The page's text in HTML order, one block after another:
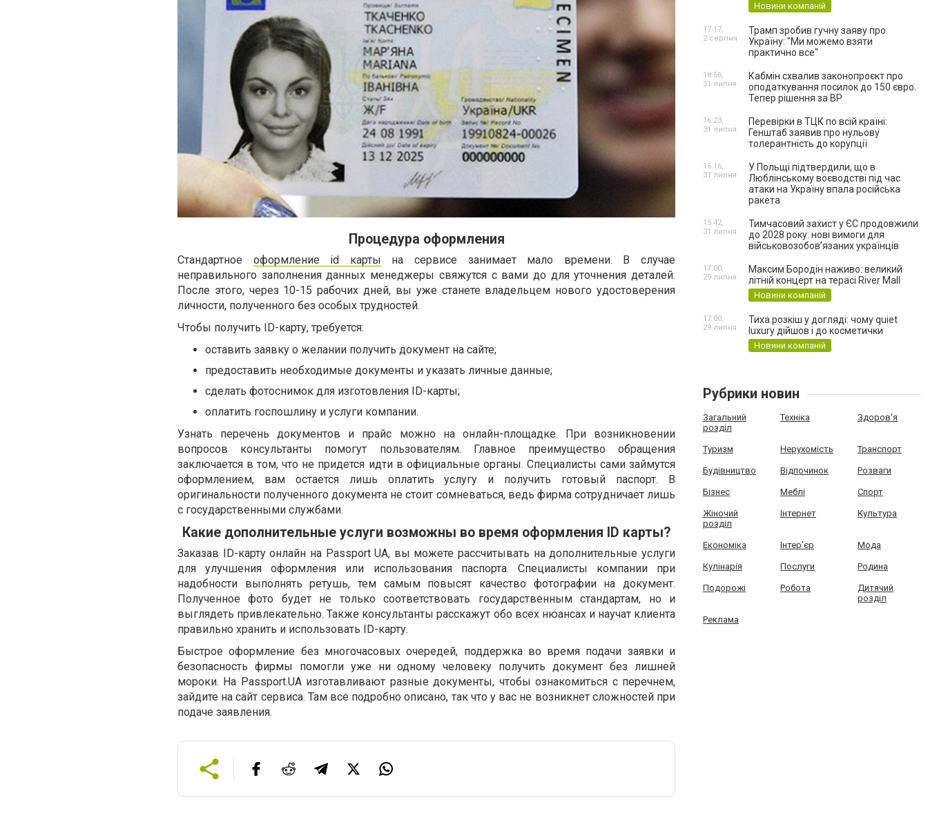
Процедура оформления
Стандартное оформление id карты на сервисе занимает мало времени. В случае
неправильного заполнения данных менеджеры свяжутся с вами до для уточнения деталей.
После этого, через 10-15 рабочих дней, вы уже станете владельцем нового удостоверения
личности, полученного без особых трудностей.
Чтобы получить ID-карту, требуется:
оставить заявку о желании получить документ на сайте;
предоставить необходимые документы и указать личные данные;
сделать фотоснимок для изготовления ID-карты;
оплатить госпошлину и услуги компании.
Узнать перечень документов и прайс можно на онлайн-площадке. При возникновении
вопросов консультанты помогут пользователям. Главное преимущество обращения
заключается в том, что не придется идти в официальные органы. Специалисты сами займутся
оформлением, вам остается лишь оплатить услугу и получить готовый паспорт. В
оригинальности полученного документа не стоит сомневаться, ведь фирма сотрудничает лишь
с государственными службами.
Какие дополнительные услуги возможны во время оформления ID карты?
Заказав ID-карту онлайн на Passport UA, вы можете рассчитывать на дополнительные услуги
для улучшения оформления или использования паспорта. Специалисты компании при
надобности выполнять ретушь, тем самым повысят качество фотографии на документ.
Полученное фото будет не только соответствовать государственным стандартам, но и
выглядеть привлекательно. Также консультанты расскажут обо всех нюансах и научат клиента
правильно хранить и использовать ID-карту.
Быстрое оформление без многочасовых очередей, поддержка во время подачи заявки и
безопасность фирмы помогли уже ни одному человеку получить документ без лишней
мороки. На Passport.UA изготавливают разные документы, чтобы ознакомиться с перечнем,
зайдите на сайт сервиса. Там все подробно описано, так что у вас не возникнет сложностей при
подаче заявления.
Новини компаній
Трамп зробив гучну заяву про
Україну: "Ми можемо взяти
практично все"
17:17,
2 серпня
Кабмін схвалив законопроєкт про
оподаткування посилок до 150 євро.
Тепер рішення за ВР
18:56,
31 липня
Перевірки в ТЦК по всій країні:
Генштаб заявив про нульову
толерантність до корупції
16:23,
31 липня
У Польщі підтвердили, що в
Люблінському воєводстві під час
атаки на Україну впала російська
ракета
16:16,
31 липня
Тимчасовий захист у ЄС продовжили
до 2028 року: нові вимоги для
військовозобов’язаних українців
15:42,
31 липня
Максим Бородін наживо: великий
літній концерт на терасі River Mall
Новини компаній
17:00,
29 липня
Тиха розкіш у догляді: чому quiet
luxury дійшов і до косметички
Новини компаній
17:00,
29 липня
Рубрики новин
Загальний
розділ
Техніка Здоров'я
Туризм Нерухомість Транспорт
Будівництво Відпочинок Розваги
Бізнес Меблі Спорт
Жіночий
розділ
Інтернет Культура
Економіка Інтер'єр Мода
Кулінарія Послуги Родина
Подорожі Робота
Дитячий
розділ
Реклама